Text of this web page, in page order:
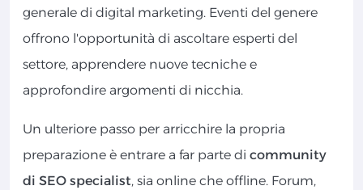
generale di digital marketing. Eventi del genere
offrono l'opportunità di ascoltare esperti del
settore, apprendere nuove tecniche e
approfondire argomenti di nicchia.
Un ulteriore passo per arricchire la propria
preparazione è entrare a far parte di community
di SEO specialist, sia online che offline. Forum,